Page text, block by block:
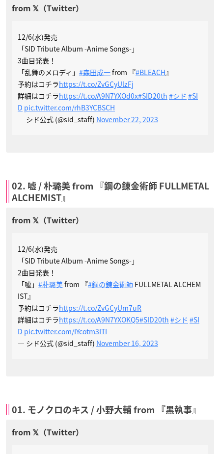
12/6(水)発売
「SID Tribute Album -Anime Songs-」
3曲目発表！
「乱舞のメロディ」 #森田成一from 『#BLEACH』
予約はコチラhttps://t.co/ZvGCyUlzFj
詳細はコチラhttps://t.co/A9N7YXOd0x#SID20th #シド #SI
D pic.twitter.com/rhB3YCBSCH
— シド公式 (@sid_staff) November 22, 2023
02. 嘘 / 朴璐美 from 『鋼の錬金術師 FULLMETAL
ALCHEMIST』
12/6(水)発売
「SID Tribute Album -Anime Songs-」
2曲目発表！
「嘘」 #朴璐美from 『#鋼の錬金術師 FULLMETAL ALCHEM
IST』
予約はコチラhttps://t.co/ZvGCyUm7uR
詳細はコチラhttps://t.co/A9N7YXOKQ5#SID20th #シド #SI
D pic.twitter.com/IYcotm3ITI
— シド公式 (@sid_staff) November 16, 2023
01. モノクロのキス / 小野大輔 from 『黒執事』